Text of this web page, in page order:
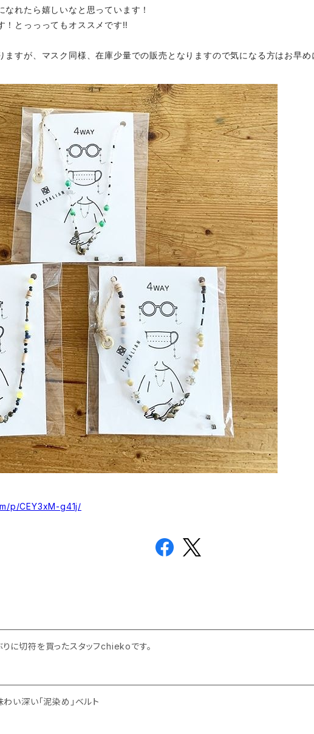
れたら嬉しいなと思っています！
！とっっってもオススメです‼️
ますが、マスク同様、在庫少量での販売となりますので気になる方はお早
p/CEY3xM-g41j/
に切符を買ったスタッフchiekoです。
い深い「泥染め」ベルト